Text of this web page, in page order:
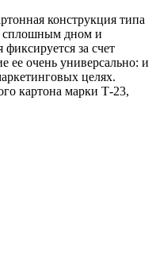
конструкция типа
сплошным дном и
за счет
ее очень универсально: и
целях.
картона марки Т-23,